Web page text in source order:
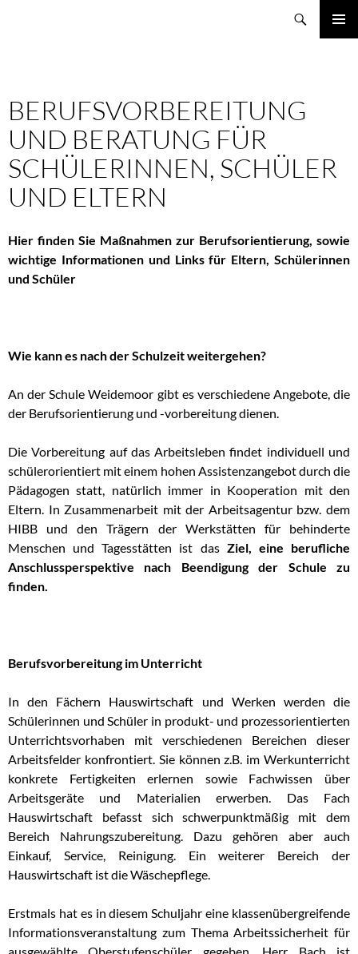
BERUFSVORBEREITUNG
UND BERATUNG FÜR
SCHÜLERINNEN, SCHÜLER
UND ELTERN
Hier finden Sie Maßnahmen zur Berufsorientierung, sowie
wichtige Informationen und Links für Eltern, Schülerinnen
und Schüler
Wie kann es nach der Schulzeit weitergehen?
An der Schule Weidemoor gibt es verschiedene Angebote, die
der Berufsorientierung und -vorbereitung dienen.
Die Vorbereitung auf das Arbeitsleben findet individuell und
schülerorientiert mit einem hohen Assistenzangebot durch die
Pädagogen statt, natürlich immer in Kooperation mit den
Eltern. In Zusammenarbeit mit der Arbeitsagentur bzw. dem
HIBB und den Trägern der Werkstätten für behinderte
Menschen und Tagesstätten ist das Ziel, eine berufliche
Anschlussperspektive nach Beendigung der Schule zu
finden.
Berufsvorbereitung im Unterricht
In den Fächern Hauswirtschaft und Werken werden die
Schülerinnen und Schüler in produkt- und prozessorientierten
Unterrichtsvorhaben mit verschiedenen Bereichen dieser
Arbeitsfelder konfrontiert. Sie können z.B. im Werkunterricht
konkrete Fertigkeiten erlernen sowie Fachwissen über
Arbeitsgeräte und Materialien erwerben. Das Fach
Hauswirtschaft befasst sich schwerpunktmäßig mit dem
Bereich Nahrungszubereitung. Dazu gehören aber auch
Einkauf, Service, Reinigung. Ein weiterer Bereich der
Hauswirtschaft ist die Wäschepflege.
Erstmals hat es in diesem Schuljahr eine klassenübergreifende
Informationsveranstaltung zum Thema Arbeitssicherheit für